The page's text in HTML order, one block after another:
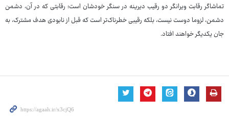
تماشاگر رقابت ویرانگر دو رقیب دیرینه در سنگر خودشان است؛ رقابتی که در آن، دشمن
دشمن، لزوما دوست نیست، بلکه رقیبی خطرناک‌تر است که قبل از نابودی هدف مشترک، به
جان یکدیگر خواهند افتاد.